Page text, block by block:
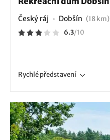
Český ráj Dobšín (18 km)
6.3/10
Rychlépředstavení